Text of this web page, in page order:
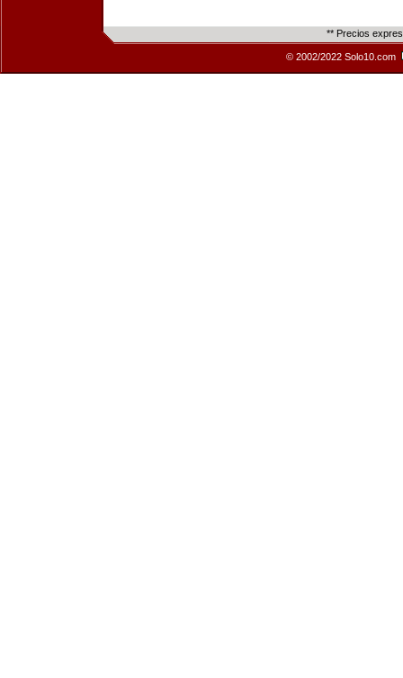
** Precios
© 2002/2022 Solo10.com